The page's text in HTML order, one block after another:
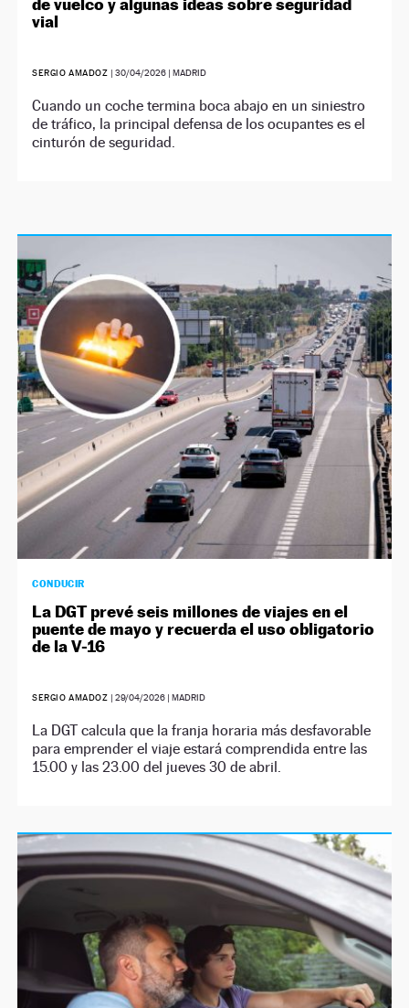
vial
SERGIO AMADOZ |30/04/2026 | MADRID
Cuando un coche termina boca abajo en un siniestro
de tráfico, la principal defensa de los ocupantes es el
cinturón de seguridad.
CONDUCIR
La DGT prevé seis millones de viajes en el
puente de mayo y recuerda el uso obligatorio
de la V-16
SERGIO AMADOZ |29/04/2026 | MADRID
La DGT calcula que la franja horaria más desfavorable
para emprender el viaje estará comprendida entre las
15.00 y las 23.00 del jueves 30 de abril.